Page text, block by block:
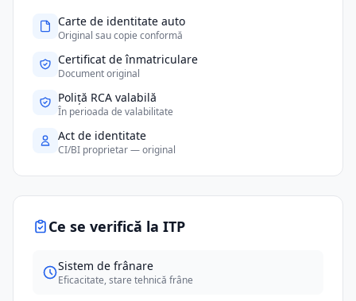
Carte de identitate auto
Original sau copie conformă
Certificat de înmatriculare
Document original
Poliță RCA valabilă
În perioada de valabilitate
Act de identitate
CI/BI proprietar — original
Ce se verifică la ITP
Sistem de frânare
Eficacitate, stare tehnică frâne